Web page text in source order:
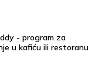
- program za
u kafiću ili restoranu